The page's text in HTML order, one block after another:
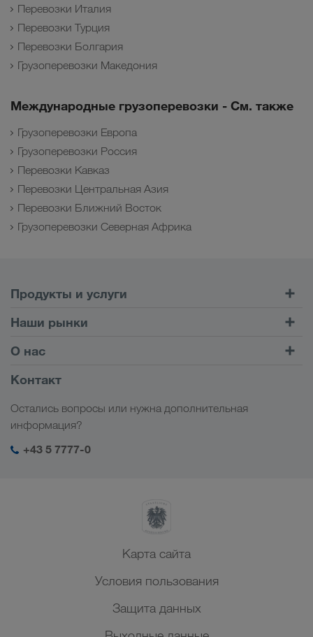
Перевозки Италия
Перевозки Турция
Перевозки Болгария
Грузоперевозки Македония
Международные грузоперевозки - См. также
Грузоперевозки Европа
Грузоперевозки Россия
Перевозки Кавказ
Перевозки Центральная Азия
Перевозки Ближний Восток
Грузоперевозки Северная Африка
Продукты и услуги
Автомобильные перевозки
Клиентский портал CONNECT
Цифровые решения
Мой вход в систему LKW WALTER
Наши рынки
Европа
Кавказ
Центральная Азия
Ближний Восток
Северная Африка
О нас
Информация о компании
Социальная ответственность
Контакт
Остались вопросы или нужна дополнительная
информация?
+43 5 7777-0
Карта сайта
Условия пользования
Защита данных